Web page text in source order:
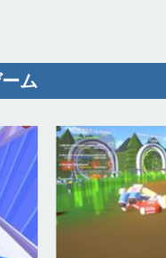
ム